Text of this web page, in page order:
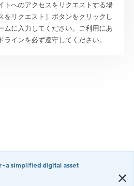
トへのアクセスをリクエストする場
をリクエスト］ボタンをクリックし
ムに入力してください。ご利用にあ
ラインを必ず遵守してください。
- a simplified digital asset